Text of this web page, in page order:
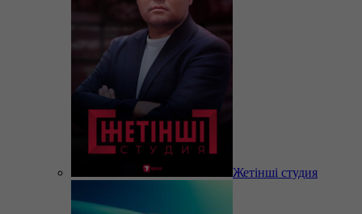
Жетінші студия